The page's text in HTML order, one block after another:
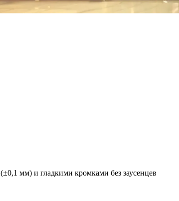
мм) и гладкими кромками без заусенцев